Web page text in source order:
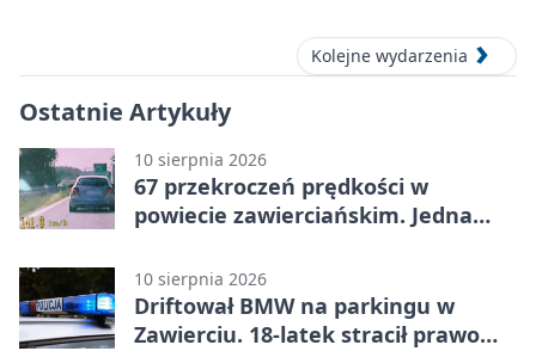
Kolejne wydarzenia
Ostatnie Artykuły
10 sierpnia 2026
67 przekroczeń prędkości w
powiecie zawierciańskim. Jedna
10 sierpnia 2026
Driftował BMW na parkingu w
Zawierciu. 18-latek stracił prawo